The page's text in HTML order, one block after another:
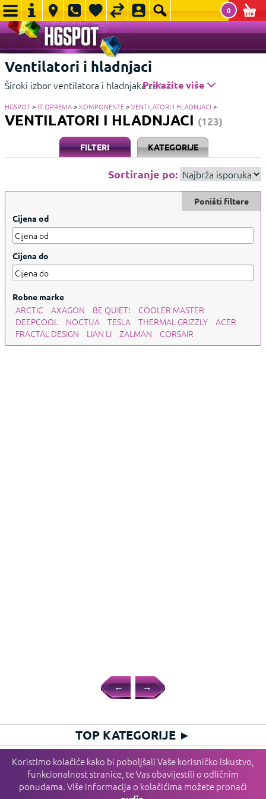
0
Ventilatori i hladnjaci
Široki izbor ventilatora i hladnjaka za Vaše računalo koje će
Prikažite manje
Prikažite više
HGSPOT> IT OPREMA> KOMPONENTE>VENTILATORI I HLADNJACI >
VENTILATORI I HLADNJACI (123)
FILTERI KATEGORIJE
Sortiranje po:
Cijena od
Cijena do
Robne marke
ARCTIC AXAGON BE QUIET!
COOLER MASTER
DEEPCOOL
NOCTUA TESLA THERMAL GRIZZLY
ACER
FRACTAL DESIGN
LIAN LI ZALMAN CORSAIR
Poništi filtere
← →
Koristimo kolačiće kako bi poboljšali Vaše korisničko iskustvo,
funkcionalnost stranice, te Vas obavijestili o odličnim
ponudama. Više informacija o kolačićima možete pronaći
TOP KATEGORIJE ►
HIT KATEGORIJE ►
PLAĆANJE I DOSTAVA I SERVIS►